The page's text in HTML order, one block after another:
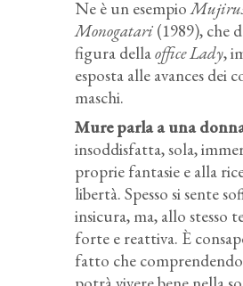
Ne è un esempio
Monogatari (1989), che
figura dellaoffice Lady,
esposta alle avances dei
maschi.
Mure parla a una
insoddisfatta, sola,
proprie fantasie e alla
libertà. Spesso si sente
insicura, ma, allo stesso
forte e reattiva. È
fatto che comprendendo